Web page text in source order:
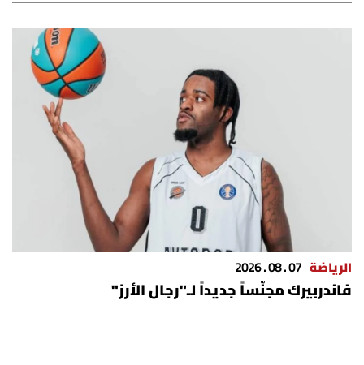
الرياضة 07 . 08 . 2026
فاندربيرك مجنّساً جديداً لـ"رجال الأرز"